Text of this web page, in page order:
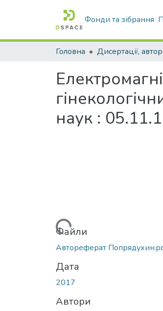
Фонди та зібрання
Головна
наук :
Вантажиться...
Файли
Автореферат
Дата
2017
Автори